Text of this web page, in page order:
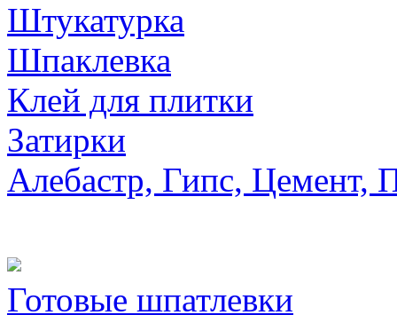
Штукатурка
Шпаклевка
Клей для плитки
Затирки
Алебастр, Гипс, Цемент,
Готовые шпатлевки